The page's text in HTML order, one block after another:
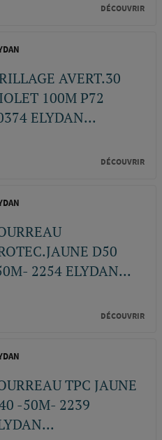
DÉCOUVRIR
AVERT.30
100M P72
ELYDAN...
DÉCOUVRIR
D50
2254 ELYDAN...
DÉCOUVRIR
TPC JAUNE
-50M- 2239